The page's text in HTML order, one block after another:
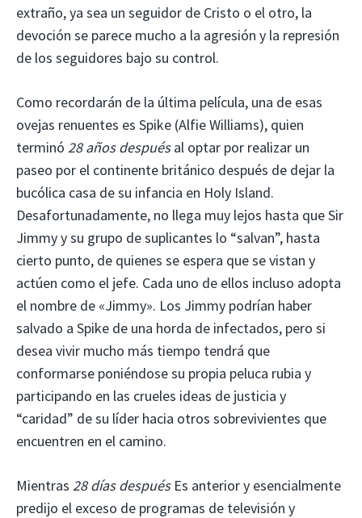
extraño, ya sea un seguidor de Cristo o el otro, la
devoción se parece mucho a la agresión y la represión
de los seguidores bajo su control.
Como recordarán de la última película, una de esas
ovejas renuentes es Spike (Alfie Williams), quien
terminó 28 años despuésal optar por realizar un
paseo por el continente británico después de dejar la
bucólica casa de su infancia en Holy Island.
Desafortunadamente, no llega muy lejos hasta que Sir
Jimmy y su grupo de suplicantes lo “salvan”, hasta
cierto punto, de quienes se espera que se vistan y
actúen como el jefe. Cada uno de ellos incluso adopta
el nombre de «Jimmy». Los Jimmy podrían haber
salvado a Spike de una horda de infectados, pero si
desea vivir mucho más tiempo tendrá que
conformarse poniéndose su propia peluca rubia y
participando en las crueles ideas de justicia y
“caridad” de su líder hacia otros sobrevivientes que
encuentren en el camino.
Mientras 28 días despuésEs anterior y esencialmente
predijo el exceso de programas de televisión y